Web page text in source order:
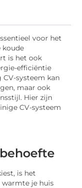
voor het
koude
is het ook
efficiëntie
CV-systeem kan
maar ook
Hier zijn
CV-systeem
is het
je huis